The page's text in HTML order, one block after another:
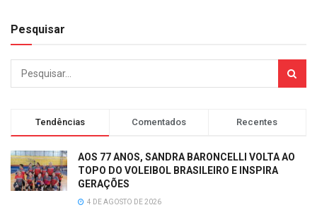
Pesquisar
Tendências Comentados Recentes
AOS 77 ANOS, SANDRA BARONCELLI VOLTA AO
TOPO DO VOLEIBOL BRASILEIRO E INSPIRA
GERAÇÕES
4 DE AGOSTO DE 2026